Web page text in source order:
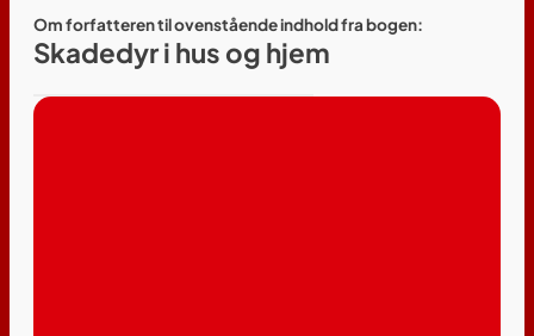
Om forfatteren til ovenstående indhold fra bogen:
Skadedyr i hus og hjem